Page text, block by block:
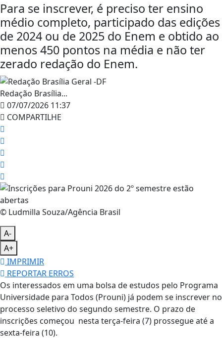
Para se inscrever, é preciso ter ensino
médio completo, participado das edições
de 2024 ou de 2025 do Enem e obtido ao
menos 450 pontos na média e não ter
zerado redação do Enem.
Redação Brasília...
07/07/2026 11:37
COMPARTILHE
© Ludmilla Souza/Agência Brasil
A-
A+
IMPRIMIR
REPORTAR ERROS
Os interessados em uma bolsa de estudos pelo Programa
Universidade para Todos (Prouni) já podem se inscrever no
processo seletivo do segundo semestre. O prazo de
inscrições começou nesta terça-feira (7) prossegue até a
sexta-feira (10).